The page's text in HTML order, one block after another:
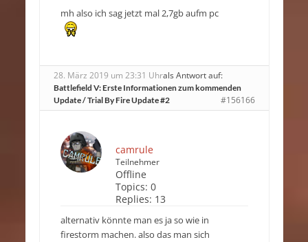
mh also ich sag jetzt mal 2,7gb aufm pc
28. März 2019 um 23:31 Uhrals Antwort auf:
Battlefield V: Erste Informationen zum kommenden
Update / Trial By Fire Update #2
#156166
camrule
Teilnehmer
Offline
Topics: 0
Replies: 13
alternativ könnte man es ja so wie in
firestorm machen. also das man sich